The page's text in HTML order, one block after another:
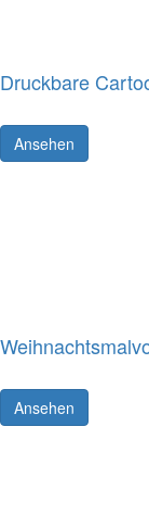
Druckbare
Ansehen
Ansehen